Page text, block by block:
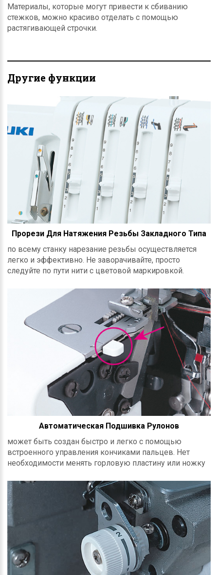
Материалы, которые могут привести к сбиванию
стежков, можно красиво отделать с помощью
растягивающей строчки.
Другие функции
Прорези Для Натяжения Резьбы Закладного Типа
по всему станку нарезание резьбы осуществляется
легко и эффективно. Не заворачивайте, просто
следуйте по пути нити с цветовой маркировкой.
Автоматическая Подшивка Рулонов
может быть создан быстро и легко с помощью
встроенного управления кончиками пальцев. Нет
необходимости менять горловую пластину или ножку